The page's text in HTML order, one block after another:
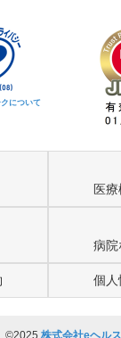
について
医
病院
個人
©2025 株式会社eヘル